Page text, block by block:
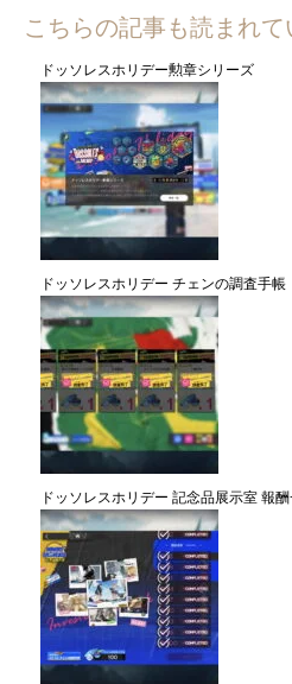
こちらの記事も読まれて
ドッソレスホリデー勲章シリーズ
ドッソレスホリデー チェンの調査手帳
ドッソレスホリデー 記念品展示室 報